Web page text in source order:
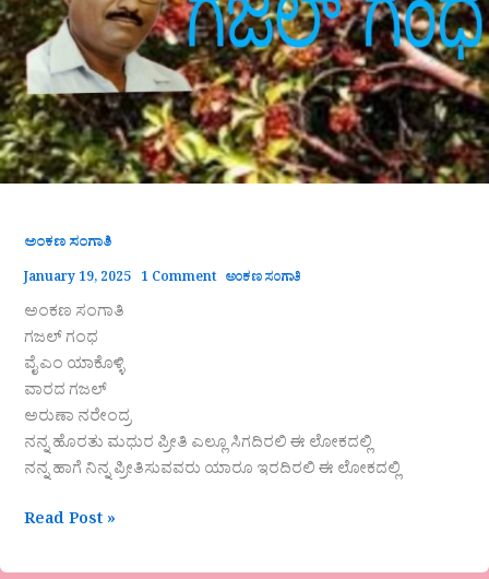
ಅಂಕಣ ಸಂಗಾತಿ
January 19, 2025 1 Comment ಅಂಕಣ ಸಂಗಾತಿ
ಅಂಕಣ ಸಂಗಾತಿ
ಗಜಲ್‌ ಗಂಧ
ವೈ ಎಂ ಯಾಕೊಳ್ಳಿ
ವಾರದ ಗಜಲ್
ಅರುಣಾ ನರೇಂದ್ರ
ನನ್ನ ಹೊರತು ಮಧುರ ಪ್ರೀತಿ ಎಲ್ಲೂ ಸಿಗದಿರಲಿ ಈ ಲೋಕದಲ್ಲಿ
ನನ್ನ ಹಾಗೆ ನಿನ್ನ ಪ್ರೀತಿಸುವವರು ಯಾರೂ ಇರದಿರಲಿ ಈ ಲೋಕದಲ್ಲಿ
Read Post »